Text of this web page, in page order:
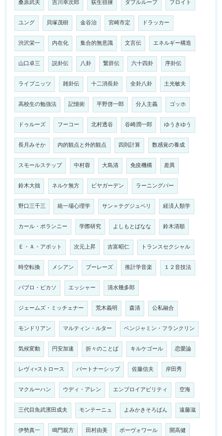
桑原武夫 吉川幸次郎 荻生徂徠 ダブルループ フロイト
ユング 貝塚茂樹 金谷治 宮崎市定 ドラッカー
渋沢栄一 内在化 集合的無意識 文言伝 エネルギー構造
山口卓三 説卦伝 八卦 繋辞伝 六十四卦 序卦伝
ライプニッツ 雑卦伝 十二消長卦 全卦八卦 土光敏夫
高校生の勉強法 記憶術 平野啓一郎 分人主義 ゴッホ
ドゥルーズ フーコー 北村透谷 谷崎潤一郎 ゆうきゆう
長月みそか 内的観点と外的観点 四則計算 数感覚の養成
スモールステップ 中村蓉 大島清 免疫機構 差異
鈴木大拙 ネルケ無方 ビヤガーデン ラーニングバー
野口三千三 統一場心理学 サン＝テグジュペリ 経済人類学
カール・ポランニー 学際研究 よしもとばなな 鈴木清順
Ｅ・Ａ・アボット 次元上昇 吉富昭仁 トランスセクシャル
時空転換 メシアン ブーレーズ 推計学音楽 １２音技法
パブロ・ピカソ エッシャー 清水幾多郎
ジェームズ・ミッチェナー 荒木義明 森清 公私融合
モンドリアン マルティン・ルター ベンジャミン・フランクリン
気候変動 円安加速 折々のことば キルケゴール 恋愛論
レヴィ=ストロース パートナーシップ 佐藤信夫 岸田秀
マクルーハン ウディ・アレン エンプロイアビリティ 空海
三代目魚武濱田成夫 モンテーニュ よみかきそろばん 遠藤滋
伊勢真一 鳴門親方 田村由美 ボーヴォワール 開高健